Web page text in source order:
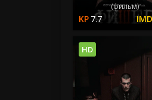
(фильм)
7.7
HD